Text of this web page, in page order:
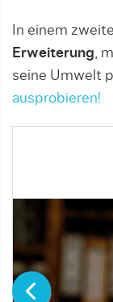
In einem
Erweiterung,
seine Umwelt
ausprobieren!